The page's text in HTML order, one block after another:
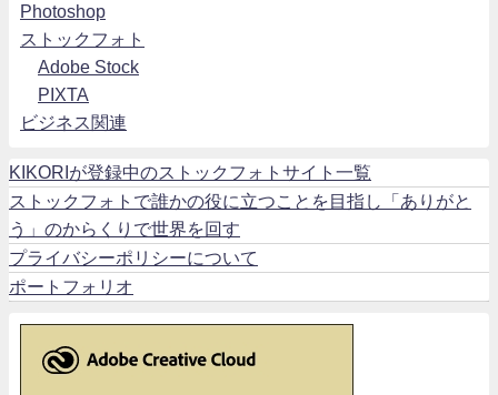
Photoshop
ストックフォト
Adobe Stock
PIXTA
ビジネス関連
KIKORIが登録中のストックフォトサイト一覧
ストックフォトで誰かの役に立つことを目指し「ありがと
う」のからくりで世界を回す
プライバシーポリシーについて
ポートフォリオ